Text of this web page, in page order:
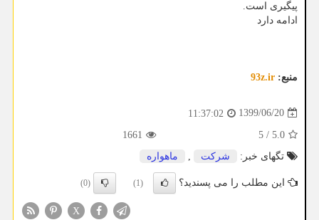
پیگیری است.
ادامه دارد
منبع: 93z.ir
1399/06/20
11:37:02
5.0
/
5
1661
تگهای خبر:
شركت , ماهواره
این مطلب را می پسندید؟ (1)
(0)
X